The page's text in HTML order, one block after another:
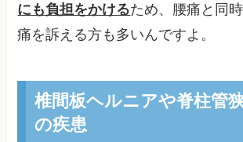
にも負担をかけるため、腰痛と同
痛を訴える方も多いんですよ。
椎間板ヘルニアや脊柱管
の疾患